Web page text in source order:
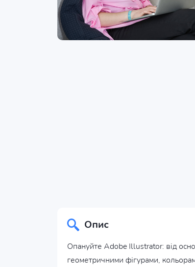
Опис
Опануйте Adobe Illustrator: від
геометричними фігурами,